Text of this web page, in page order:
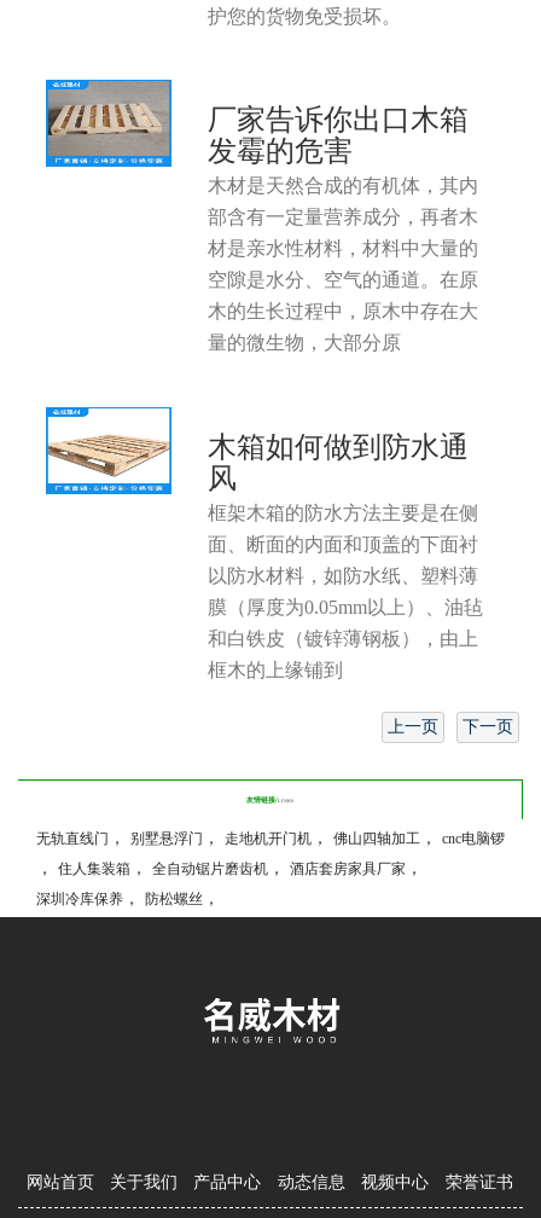
护您的货物免受损坏。
厂家告诉你出口木箱
发霉的危害
木材是天然合成的有机体，其内
部含有一定量营养成分，再者木
材是亲水性材料，材料中大量的
空隙是水分、空气的通道。在原
木的生长过程中，原木中存在大
量的微生物，大部分原
木箱如何做到防水通
风
框架木箱的防水方法主要是在侧
面、断面的内面和顶盖的下面衬
以防水材料，如防水纸、塑料薄
膜（厚度为0.05mm以上）、油毡
和白铁皮（镀锌薄钢板），由上
框木的上缘铺到
上一页 下一页
友情链接/LINKS
无轨直线门 ， 别墅悬浮门 ， 走地机开门机 ， 佛山四轴加工 ， cnc电脑锣
， 住人集装箱 ， 全自动锯片磨齿机 ， 酒店套房家具厂家 ，
深圳冷库保养 ， 防松螺丝 ，
网站首页 关于我们 产品中心 动态信息 视频中心 荣誉证书